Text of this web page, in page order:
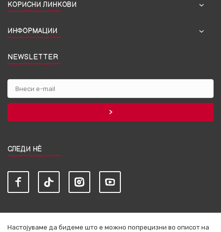
КОРИСНИ ЛИНКОВИ
ИНФОРМАЦИИ
NEWSLETTER
СЛЕДИ НЀ
Настојуваме да бидеме што е можно попрецизни во описот на